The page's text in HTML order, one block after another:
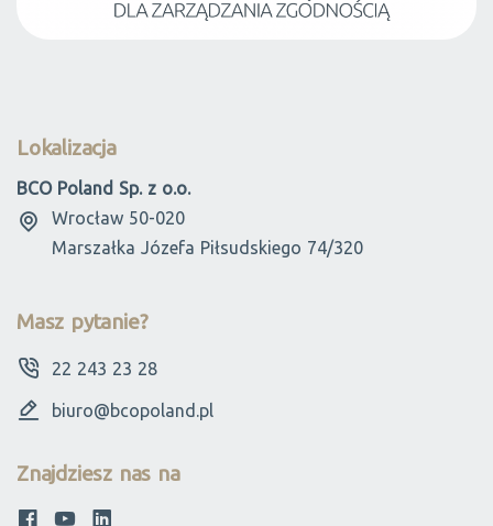
Lokalizacja
BCO Poland Sp. z o.o.
Wrocław 50-020
Marszałka Józefa Piłsudskiego 74/320
Masz pytanie?
22 243 23 28
biuro@bcopoland.pl
Znajdziesz nas na